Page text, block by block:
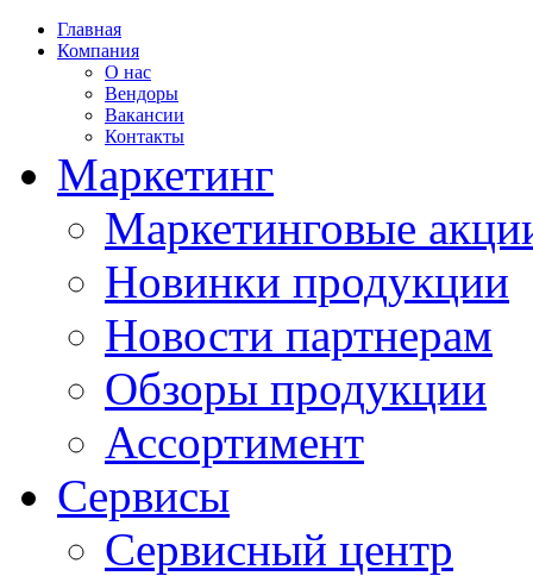
Главная
Компания
О нас
Вендоры
Вакансии
Контакты
Маркетинг
Маркетинговые
Новинки продукции
Новости партнерам
Обзоры продукции
Ассортимент
Сервисы
Сервисный центр